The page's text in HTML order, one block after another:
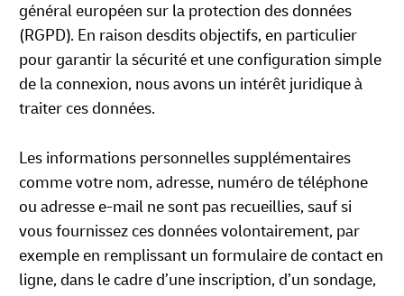
général européen sur la protection des données
(RGPD). En raison desdits objectifs, en particulier
pour garantir la sécurité et une configuration simple
de la connexion, nous avons un intérêt juridique à
traiter ces données.
Les informations personnelles supplémentaires
comme votre nom, adresse, numéro de téléphone
ou adresse e-mail ne sont pas recueillies, sauf si
vous fournissez ces données volontairement, par
exemple en remplissant un formulaire de contact en
ligne, dans le cadre d’une inscription, d’un sondage,